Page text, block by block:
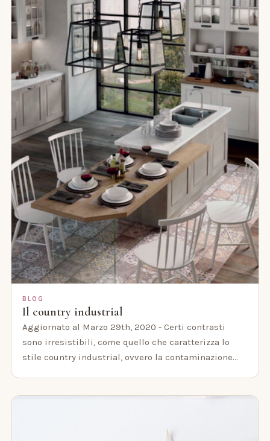
BLOG
Il country industrial
Aggiornato al Marzo 29th, 2020 - Certi contrasti
sono irresistibili, come quello che caratterizza lo
stile country industrial, ovvero la contaminazione…